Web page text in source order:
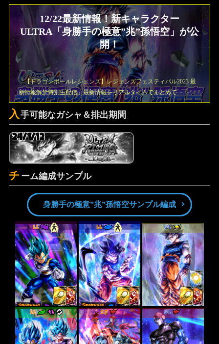
12/22最新情報！新キャラクター
ULTRA「身勝手の極意”兆”孫悟空」が公
開！
「【ドラゴンボールレジェンズ】レジェンズフェスティバル2023 最
新情報解禁特別生配信」最新情報をリアルタイムでまとめて
入手可能なガシャ＆排出期間
24/1/12
チ ーム編成サンプル
身勝手の極意”兆”孫悟空サンプル編成
LL LL UL
LL SP UL